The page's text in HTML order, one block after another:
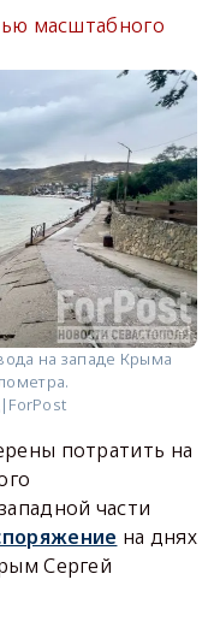
масштабного
на западе Крыма
потратить на
части
на днях
Сергей